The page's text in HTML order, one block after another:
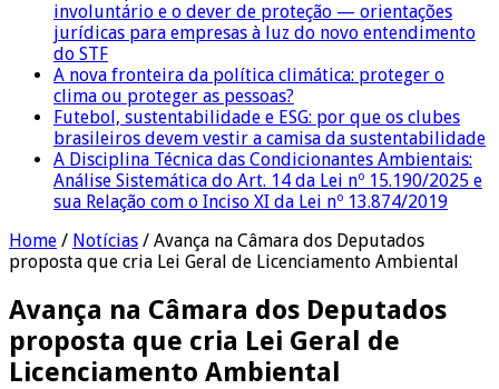
involuntário e o dever de proteção — orientações
jurídicas para empresas à luz do novo entendimento
do STF
A nova fronteira da política climática: proteger o
clima ou proteger as pessoas?
Futebol, sustentabilidade e ESG: por que os clubes
brasileiros devem vestir a camisa da sustentabilidade
A Disciplina Técnica das Condicionantes Ambientais:
Análise Sistemática do Art. 14 da Lei nº 15.190/2025 e
sua Relação com o Inciso XI da Lei nº 13.874/2019
Home / Notícias / Avança na Câmara dos Deputados
proposta que cria Lei Geral de Licenciamento Ambiental
Avança na Câmara dos Deputados
proposta que cria Lei Geral de
Licenciamento Ambiental